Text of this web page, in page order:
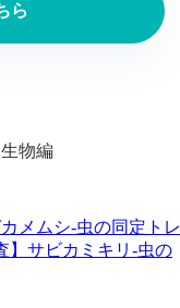
ら
物編
メムシ-虫の同定トレ
】サビカミキリ-虫の